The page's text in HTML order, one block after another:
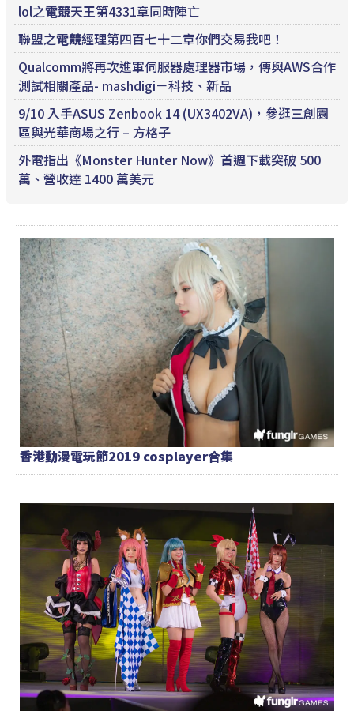
lol之電競天王第4331章同時陣亡
聯盟之電競經理第四百七十二章你們交易我吧！
Qualcomm將再次進軍伺服器處理器市場，傳與AWS合作
測試相關產品- mashdigi－科技、新品
9/10 入手ASUS Zenbook 14 (UX3402VA)，參逛三創園
區與光華商場之行 – 方格子
外電指出《Monster Hunter Now》首週下載突破 500
萬、營收達 1400 萬美元
香港動漫電玩節2019 cosplayer合集